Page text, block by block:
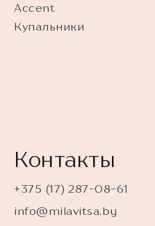
Accent
Купальники
Контакты
+375 (17) 287-08-61
info@milavitsa.by